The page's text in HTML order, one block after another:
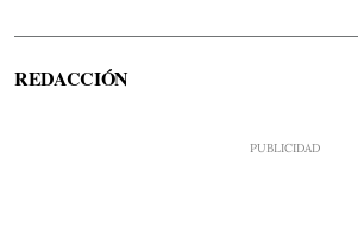
REDACCIÓN